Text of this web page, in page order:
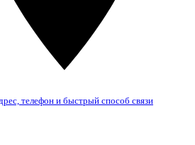
телефон и быстрый способ связи